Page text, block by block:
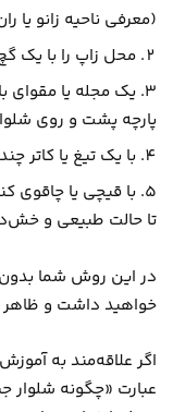
(معرفی ناحیه زانو
محل زاپ را با یک
یک مجله یا مقوای
پارچه پشت و روی
با یک تیغ یا کاتر چند برش
با قیچی یا چاقوی
تا حالت طبیعی و
در این روش شما
خواهید داشت و ظاهر
اگر علاقه‌مند به
عبارت «چگونه شلوار